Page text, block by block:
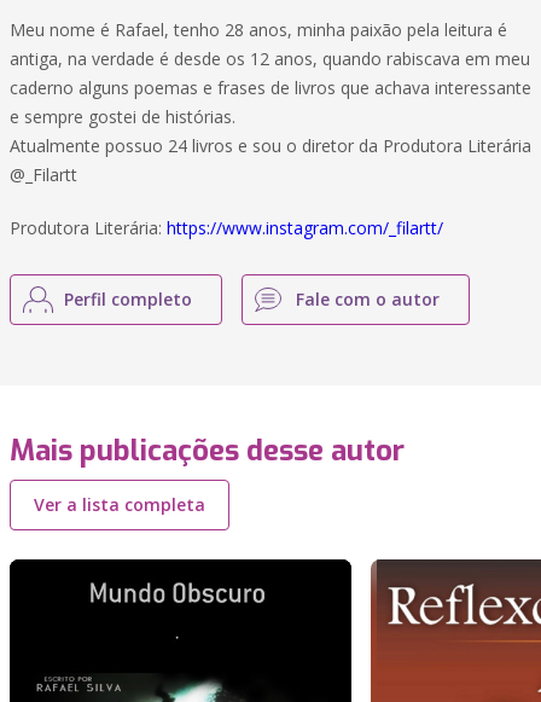
Meu nome é Rafael, tenho 28 anos, minha paixão pela leitura é
antiga, na verdade é desde os 12 anos, quando rabiscava em meu
caderno alguns poemas e frases de livros que achava interessante
e sempre gostei de histórias.
Atualmente possuo 24 livros e sou o diretor da Produtora Literária
@_Filartt
Produtora Literária: https://www.instagram.com/_filartt/
Perfil completo Fale com o autor
Mais publicações desse autor
Ver a lista completa